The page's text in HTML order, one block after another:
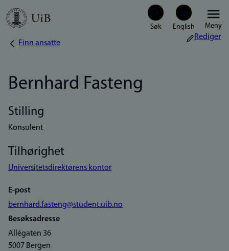
Hopp
Meny
Navigasjonssti
Finn ansatte
Rediger
Bernhard Fasteng
Stilling
Konsulent
Tilhørighet
Universitetsdirektørens kontor
E-post
bernhard.fasteng@student.uib.no
Besøksadresse
Allégaten 36
5007 Bergen